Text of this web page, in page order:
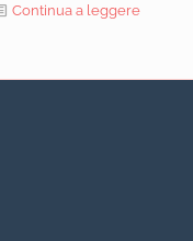
Continua a leggere